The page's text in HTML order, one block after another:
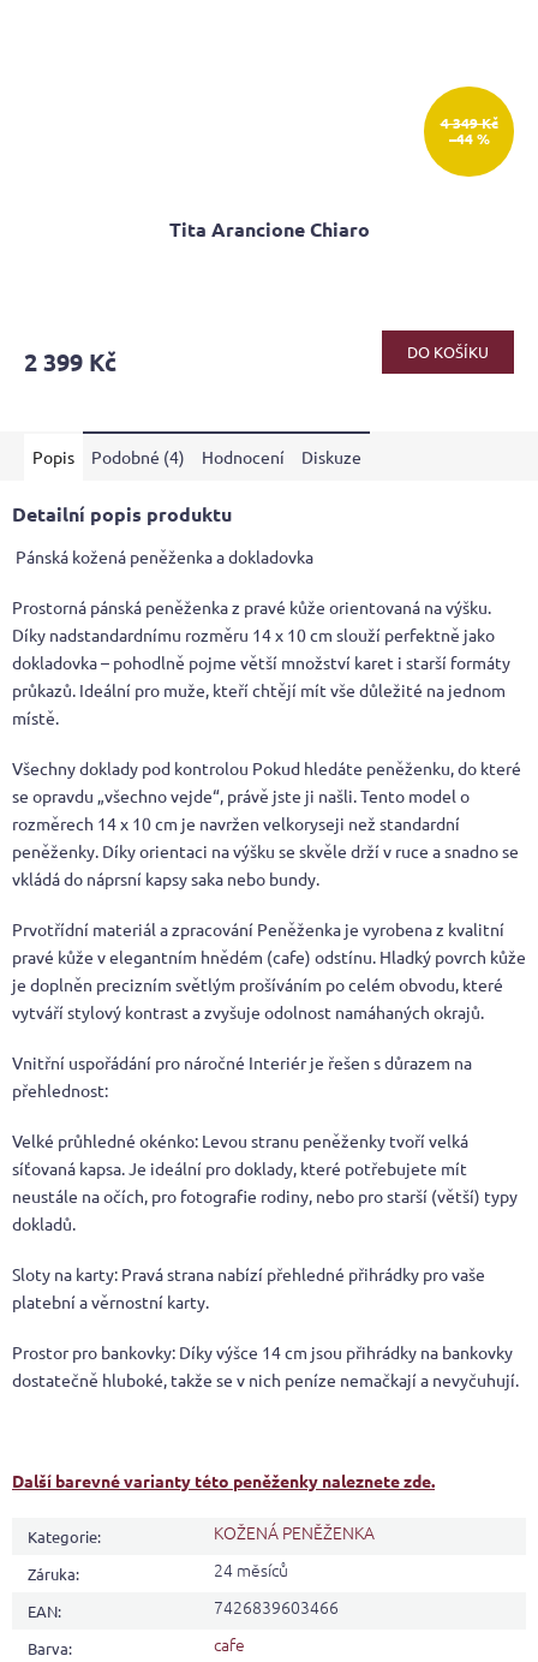
4 349 Kč
–44 %
Tita Arancione Chiaro
je
hvězdiček.
2 399 Kč DO KOŠÍKU
Popis Podobné (4) Hodnocení Diskuze
Detailní popis produktu
Pánská kožená peněženka a dokladovka
Prostorná pánská peněženka z pravé kůže orientovaná na výšku.
Díky nadstandardnímu rozměru 14 x 10 cm slouží perfektně jako
dokladovka – pohodlně pojme větší množství karet i starší formáty
průkazů. Ideální pro muže, kteří chtějí mít vše důležité na jednom
místě.
Všechny doklady pod kontrolou Pokud hledáte peněženku, do které
se opravdu „všechno vejde“, právě jste ji našli. Tento model o
rozměrech 14 x 10 cm je navržen velkoryseji než standardní
peněženky. Díky orientaci na výšku se skvěle drží v ruce a snadno se
vkládá do náprsní kapsy saka nebo bundy.
Prvotřídní materiál a zpracování Peněženka je vyrobena z kvalitní
pravé kůže v elegantním hnědém (cafe) odstínu. Hladký povrch kůže
je doplněn precizním světlým prošíváním po celém obvodu, které
vytváří stylový kontrast a zvyšuje odolnost namáhaných okrajů.
Vnitřní uspořádání pro náročné Interiér je řešen s důrazem na
přehlednost:
Velké průhledné okénko: Levou stranu peněženky tvoří velká
síťovaná kapsa. Je ideální pro doklady, které potřebujete mít
neustále na očích, pro fotografie rodiny, nebo pro starší (větší) typy
dokladů.
Sloty na karty: Pravá strana nabízí přehledné přihrádky pro vaše
platební a věrnostní karty.
Prostor pro bankovky: Díky výšce 14 cm jsou přihrádky na bankovky
dostatečně hluboké, takže se v nich peníze nemačkají a nevyčuhují.
Další barevné varianty této peněženky naleznete zde.
Kategorie: KOŽENÁ PENĚŽENKA
Záruka: 24 měsíců
EAN: 7426839603466
Barva: cafe